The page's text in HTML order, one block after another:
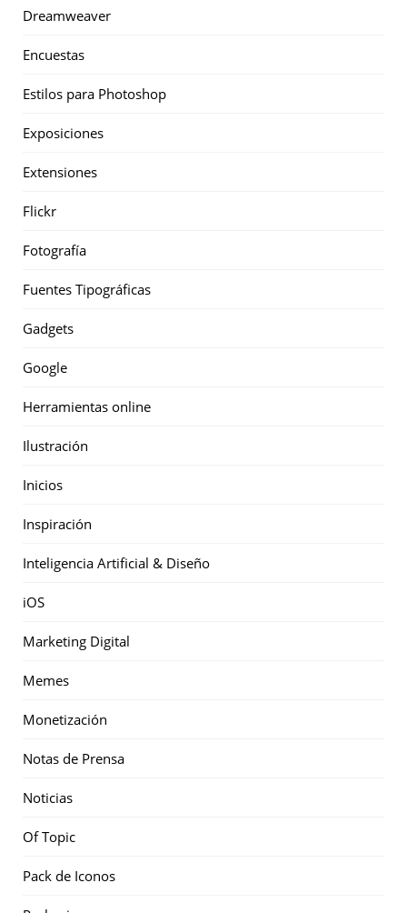
Dreamweaver
Encuestas
Estilos para Photoshop
Exposiciones
Extensiones
Flickr
Fotografía
Fuentes Tipográficas
Gadgets
Google
Herramientas online
Ilustración
Inicios
Inspiración
Inteligencia Artificial & Diseño
iOS
Marketing Digital
Memes
Monetización
Notas de Prensa
Noticias
Of Topic
Pack de Iconos